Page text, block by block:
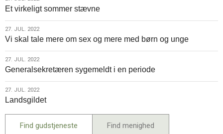
jul.
2022
Et virkeligt sommer stævne
27.
jul.
2022
27. JUL. 2022
Vi skal tale mere om sex og mere med børn og unge
27.
jul.
2022
27. JUL. 2022
Generalsekretæren sygemeldt i en periode
27.
jul.
2022
27. JUL. 2022
Landsgildet
Find gudstjeneste Find menighed